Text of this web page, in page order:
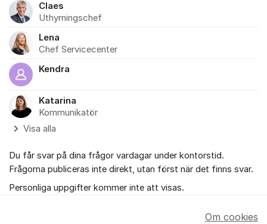
Claes
Uthyrningschef
Lena
Chef Servicecenter
Kendra
Katarina
Kommunikatör
Visa alla
Du får svar på dina frågor vardagar under kontorstid.
Frågorna publiceras inte direkt, utan först när det finns svar.
Personliga uppgifter kommer inte att visas.
Om cookies